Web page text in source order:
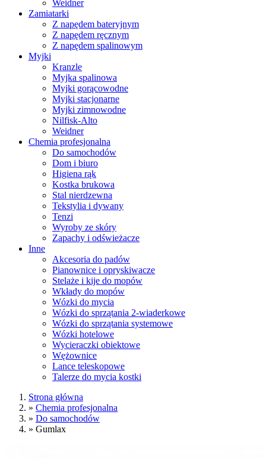
Weidner
Zamiatarki
Z napędem bateryjnym
Z napędem ręcznym
Z napędem spalinowym
Myjki
Kranzle
Myjka spalinowa
Myjki gorącowodne
Myjki stacjonarne
Myjki zimnowodne
Nilfisk-Alto
Weidner
Chemia profesjonalna
Do samochodów
Dom i biuro
Higiena rąk
Kostka brukowa
Stal nierdzewna
Tekstylia i dywany
Tenzi
Wyroby ze skóry
Zapachy i odświeżacze
Inne
Akcesoria do padów
Pianownice i opryskiwacze
Stelaże i kije do mopów
Wkłady do mopów
Wózki do mycia
Wózki do sprzątania 2-wiaderkowe
Wózki do sprzątania systemowe
Wózki hotelowe
Wycieraczki obiektowe
Wężownice
Lance teleskopowe
Talerze do mycia kostki
Strona główna
» Chemia profesjonalna
» Do samochodów
» Gumlax